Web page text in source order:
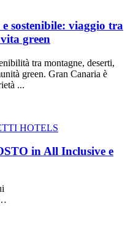
sostenibile: viaggio tra
green
tra montagne, deserti,
green. Gran Canaria è
...
HOTELS
in All Inclusive e